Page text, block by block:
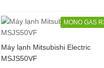
MONO GAS
Máy lạnh Mitsubishi Electric
MSJS50VF